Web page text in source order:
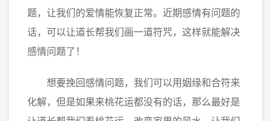
题，让我们的爱情能恢复正常。近期感情有问题的
话，可以让道长帮我们画一道符咒，这样就能解决
感情问题了！
想要挽回感情问题，我们可以用姻缘和合符来
化解，但是如果来桃花运都没有的话，那么最好是